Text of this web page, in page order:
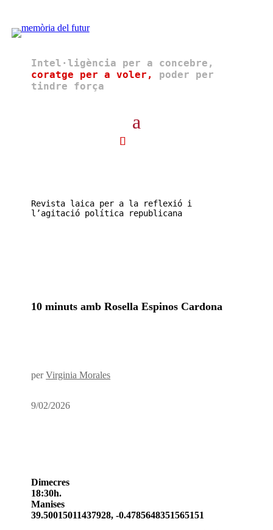
Intel·ligència per a concebre,
coratge per a voler,
poder per
tindre força
Revista laica per a la reflexió i
l’agitació política republicana
10 minuts amb Rosella Espinos Cardona
perVirginia Morales
9/02/2026
Dimecres
18:30h.
Manises
39.50015011437928, -0.4785648351565151